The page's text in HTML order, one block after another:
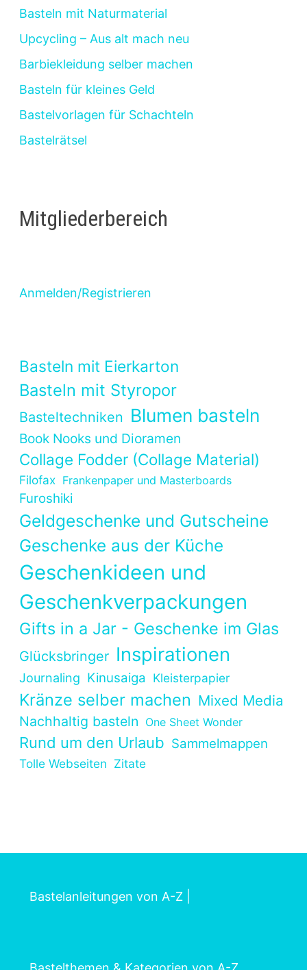
Basteln mit Naturmaterial
Upcycling – Aus alt mach neu
Barbiekleidung selber machen
Basteln für kleines Geld
Bastelvorlagen für Schachteln
Bastelrätsel
Mitgliederbereich
Anmelden/Registrieren
Basteln mit Eierkarton
Basteln mit Styropor
Basteltechniken Blumen basteln
Book Nooks und Dioramen
Collage Fodder (Collage Material)
Filofax Frankenpaper und Masterboards
Furoshiki
Geldgeschenke und Gutscheine
Geschenke aus der Küche
Geschenkideen und
Geschenkverpackungen
Gifts in a Jar - Geschenke im Glas
Glücksbringer Inspirationen
Journaling Kinusaiga Kleisterpapier
Kränze selber machen Mixed Media
Nachhaltig basteln One Sheet Wonder
Rund um den Urlaub Sammelmappen
Tolle Webseiten Zitate
Bastelanleitungen von A-Z